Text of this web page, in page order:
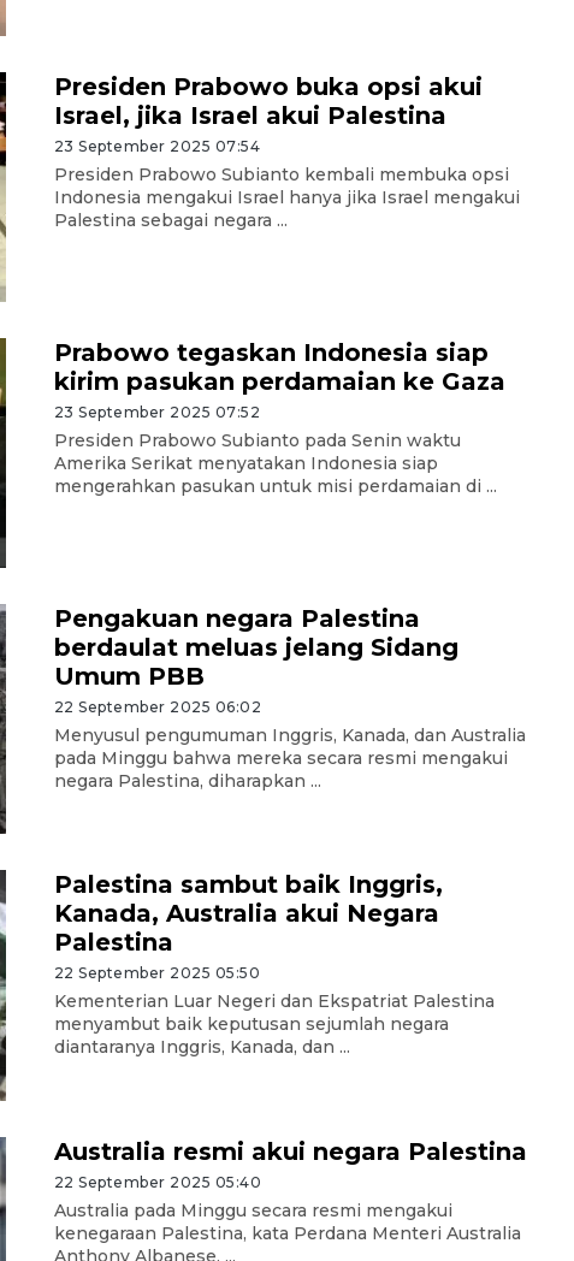
Presiden Prabowo buka opsi akui
Israel, jika Israel akui Palestina
23 September 2025 07:54
Presiden Prabowo Subianto kembali membuka opsi
Indonesia mengakui Israel hanya jika Israel mengakui
Palestina sebagai negara ...
Prabowo tegaskan Indonesia siap
kirim pasukan perdamaian ke Gaza
23 September 2025 07:52
Presiden Prabowo Subianto pada Senin waktu
Amerika Serikat menyatakan Indonesia siap
mengerahkan pasukan untuk misi perdamaian di ...
Pengakuan negara Palestina
berdaulat meluas jelang Sidang
Umum PBB
22 September 2025 06:02
Menyusul pengumuman Inggris, Kanada, dan Australia
pada Minggu bahwa mereka secara resmi mengakui
negara Palestina, diharapkan ...
Palestina sambut baik Inggris,
Kanada, Australia akui Negara
Palestina
22 September 2025 05:50
Kementerian Luar Negeri dan Ekspatriat Palestina
menyambut baik keputusan sejumlah negara
diantaranya Inggris, Kanada, dan ...
Australia resmi akui negara Palestina
22 September 2025 05:40
Australia pada Minggu secara resmi mengakui
kenegaraan Palestina, kata Perdana Menteri Australia
Anthony Albanese. ...